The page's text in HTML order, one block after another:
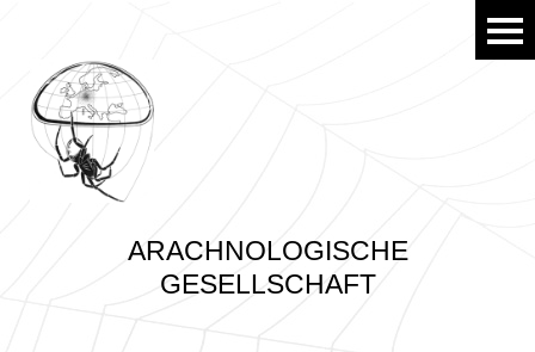
ARACHNOLOGISCHE
GESELLSCHAFT